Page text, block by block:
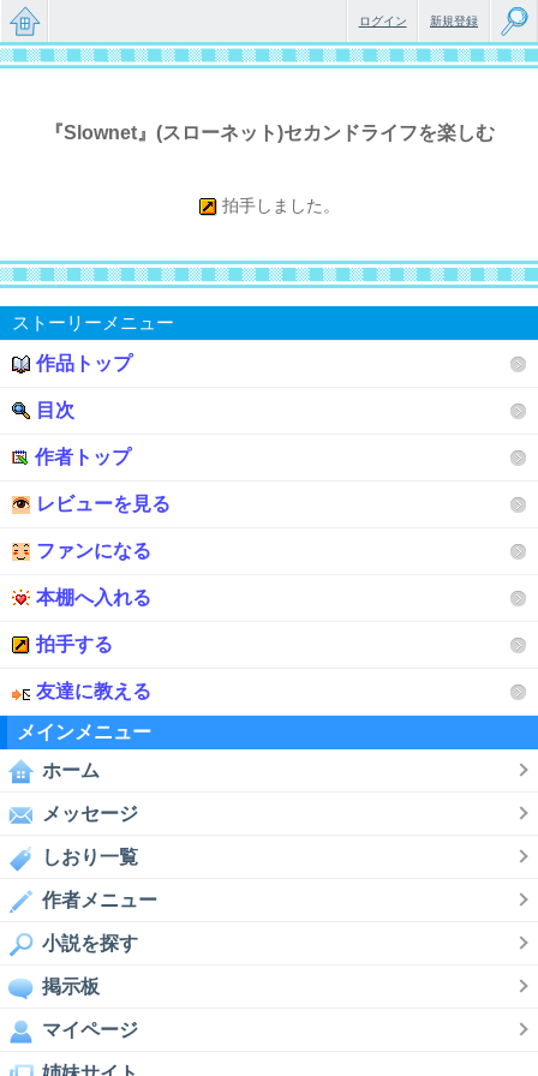
無料で
ータイ
小説
新規登録
ログイン
『Slownet』(スローネット)セカンドライフを楽しむ
拍手しました。
ストーリーメニュー
作品トップ
目次
作者トップ
レビューを見る
ファンになる
本棚へ入れる
拍手する
友達に教える
メインメニュー
ホーム
メッセージ
しおり一覧
作者メニュー
小説を探す
掲示板
マイページ